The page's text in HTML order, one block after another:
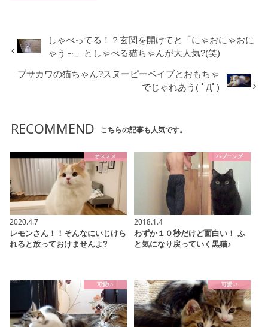
しゃべってる！？玄関を開けてと「にゃおにゃおに
ゃう～」としゃべる猫ちゃんが大人気?(笑)
ブサカワの猫ちゃん?スヌーピーベイブとおもちゃ
でじゃれあう( ﾟДﾟ)
RECOMMEND こちらの記事も人気です。
オススメ
2020.4.7
レモンさん！！そんなにいじけら
れると放っておけませんよ?
ハプニング
2018.1.4
わずか１０秒だけど面白い！ ふ
と気になり戻っていく黒猫♪
可愛い 可愛い